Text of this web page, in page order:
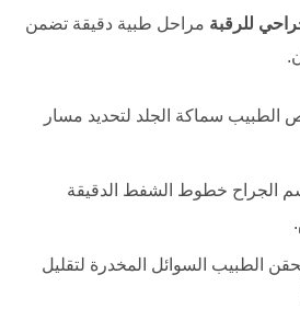
للرقبة مراحل طبية دقيقة تضمن
الطبيب سماكة الجلد لتحديد مسار
الجراح خطوط الشفط الدقيقة
الطبيب السوائل المخدرة لتقليل